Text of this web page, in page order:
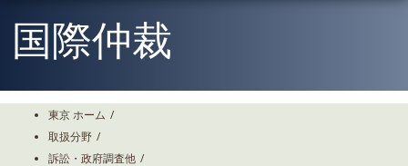
Main
国際仲裁
東京 ホーム /
取扱分野 /
訴訟・政府調査他 /